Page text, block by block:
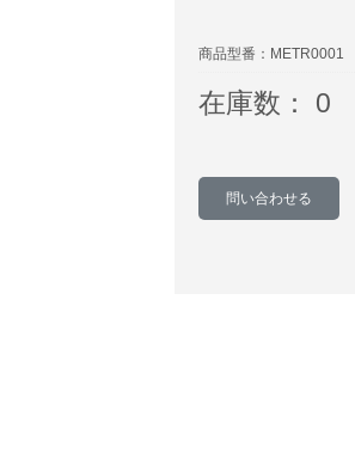
商品型番：METR0001
在庫数： 0
問い合わせる